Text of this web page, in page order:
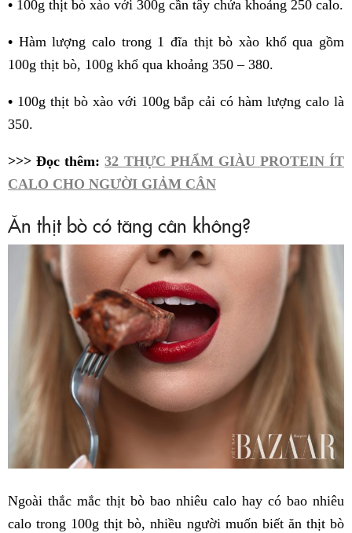
• 100g thịt bò xào với 300g cần tây chứa khoảng 250 calo.
• Hàm lượng calo trong 1 đĩa thịt bò xào khổ qua gồm
100g thịt bò, 100g khổ qua khoảng 350 – 380.
• 100g thịt bò xào với 100g bắp cải có hàm lượng calo là
350.
>>> Đọc thêm:32 THỰC PHẨM GIÀU PROTEIN ÍT
CALO CHO NGƯỜI GIẢM CÂN
Ăn thịt bò có tăng cân không?
Ngoài thắc mắc thịt bò bao nhiêu calo hay có bao nhiêu
calo trong 100g thịt bò, nhiều người muốn biết ăn thịt bò